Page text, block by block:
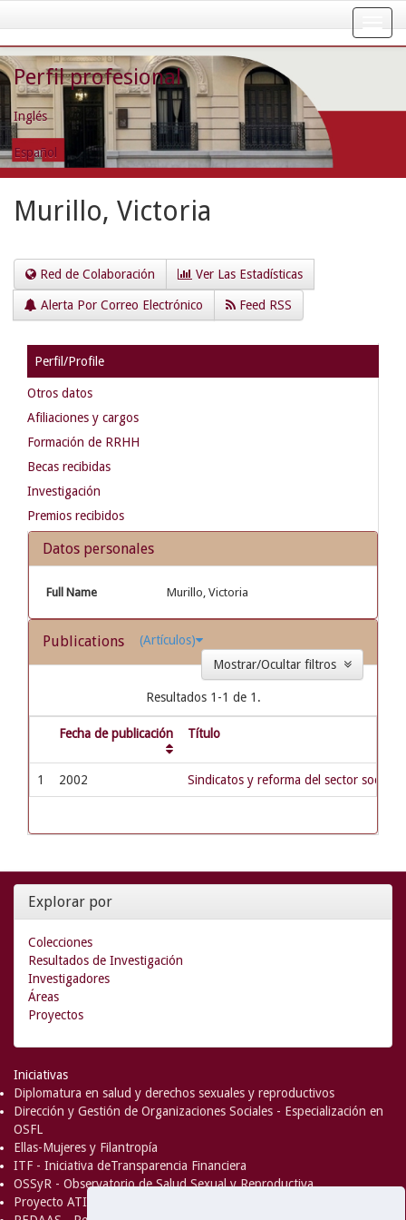
navigation
Perfil profesional
Inglés
Español
Murillo, Victoria
Red de Colaboración Ver Las Estadísticas
Alerta Por Correo Electrónico Feed RSS
Perfil/Profile
Otros datos
Afiliaciones y cargos
Formación de RRHH
Becas recibidas
Investigación
Premios recibidos
Datos personales
Full Name Murillo, Victoria
Publications
(Artículos)
Resultados 1-1 de 1.
Fecha de publicación Título
1 2002 Sindicatos y reforma del sector social
Explorar por
Colecciones
Resultados de Investigación
Investigadores
Áreas
Proyectos
Iniciativas
Diplomatura en salud y derechos sexuales y reproductivos
Dirección y Gestión de Organizaciones Sociales - Especialización en
OSFL
Ellas-Mujeres y Filantropía
ITF - Iniciativa deTransparencia Financiera
OSSyR - Observatorio de Salud Sexual y Reproductiva
Proyecto ATICA